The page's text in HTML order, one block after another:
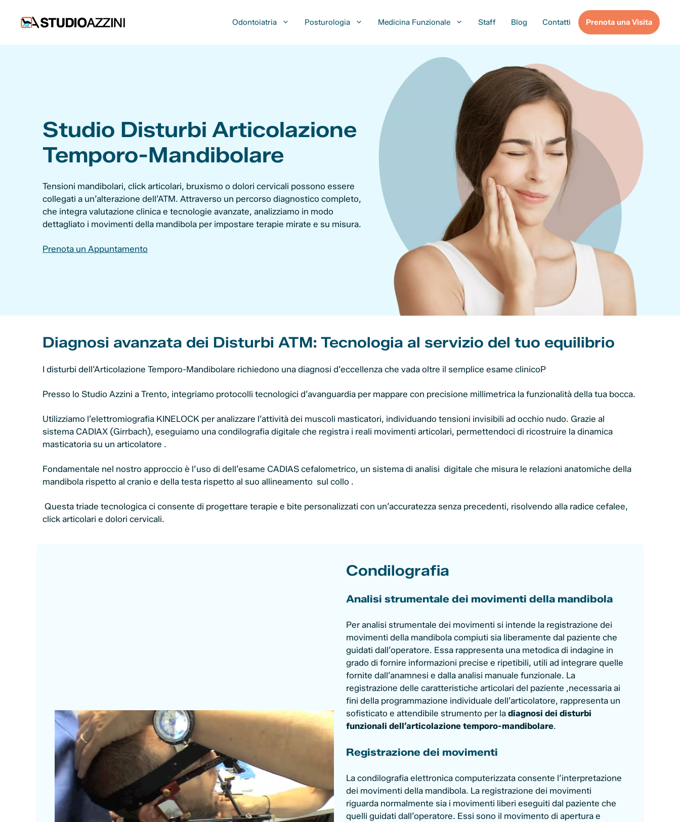
contenuto
Odontoiatria Posturologia Medicina Funzionale Staff Blog Contatti Prenota una Visita
Studio Disturbi Articolazione
Temporo-Mandibolare
Tensioni mandibolari, click articolari, bruxismo o dolori cervicali possono essere
collegati a un’alterazione dell’ATM. Attraverso un percorso diagnostico completo,
che integra valutazione clinica e tecnologie avanzate, analizziamo in modo
dettagliato i movimenti della mandibola per impostare terapie mirate e su misura.
Prenota un Appuntamento
Diagnosi avanzata dei Disturbi ATM: Tecnologia al servizio del tuo equilibrio
I disturbi dell’Articolazione Temporo-Mandibolare richiedono una diagnosi d’eccellenza che vada oltre il semplice esame clinicoP
Presso lo Studio Azzini a Trento, integriamo protocolli tecnologici d’avanguardia per mappare con precisione millimetrica la funzionalità della tua bocca.
Utilizziamo l’elettromiografia KINELOCK per analizzare l’attività dei muscoli masticatori, individuando tensioni invisibili ad occhio nudo. Grazie al
sistema CADIAX (Girrbach), eseguiamo una condilografia digitale che registra i reali movimenti articolari, permettendoci di ricostruire la dinamica
masticatoria su un articolatore .
Fondamentale nel nostro approccio è l’uso di dell’esame CADIAS cefalometrico, un sistema di analisi digitale che misura le relazioni anatomiche della
mandibola rispetto al cranio e della testa rispetto al suo allineamento sul collo .
Questa triade tecnologica ci consente di progettare terapie e bite personalizzati con un’accuratezza senza precedenti, risolvendo alla radice cefalee,
click articolari e dolori cervicali.
Condilografia
Analisi strumentale dei movimenti della mandibola
Per analisi strumentale dei movimenti si intende la registrazione dei
movimenti della mandibola compiuti sia liberamente dal paziente che
guidati dall’operatore. Essa rappresenta una metodica di indagine in
grado di fornire informazioni precise e ripetibili, utili ad integrare quelle
fornite dall’anamnesi e dalla analisi manuale funzionale. La
registrazione delle caratteristiche articolari del paziente ,necessaria ai
fini della programmazione individuale dell’articolatore, rappresenta un
sofisticato e attendibile strumento per la diagnosi dei disturbi
funzionali dell’articolazione temporo-mandibolare.
Registrazione dei movimenti
La condilografia elettronica computerizzata consente l’interpretazione
dei movimenti della mandibola. La registrazione dei movimenti
riguarda normalmente sia i movimenti liberi eseguiti dal paziente che
quelli guidati dall’operatore. Essi sono il movimento di apertura e